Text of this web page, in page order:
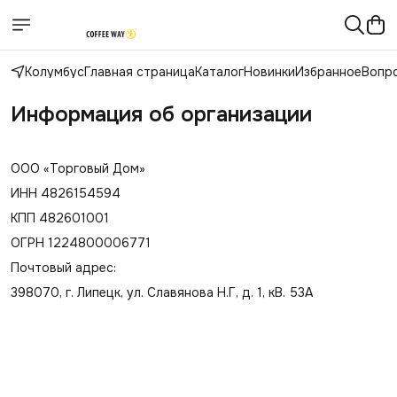
КолумбусГлавная страницаКаталогНовинкиИзбранное
Информация об организации
ООО «Торговый Дом»
ИНН 4826154594
КПП 482601001
ОГРН 1224800006771
Почтовый адрес:
398070, г. Липецк, ул. Славянова Н.Г, д. 1, кВ. 53А